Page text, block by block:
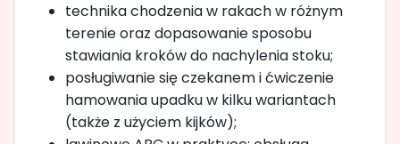
technika chodzenia w rakach w różnym
terenie oraz dopasowanie sposobu
stawiania kroków do nachylenia stoku;
posługiwanie się czekanem i ćwiczenie
hamowania upadku w kilku wariantach
(także z użyciem kijków);